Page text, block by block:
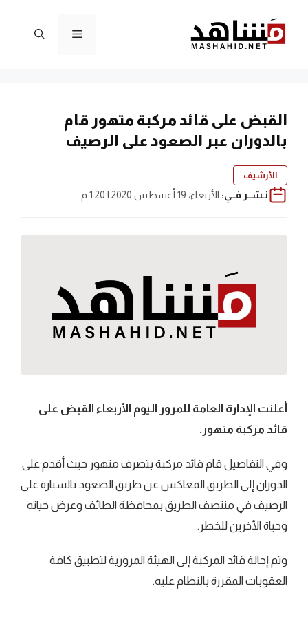
المحتوى
القائمة
القبض على قائد مركبة متهور قام
بالدوران عبر الصعود على الرصيف
الأرشيف
نـشــر فــي: الأربعاء، 19 أغسطس 2020 | 1:20 م
أعلنت الإدارة العامة للمرور اليوم الأربعاء القبض على
قائد مركبة متهور.
وفي التفاصيل قام قائد مركبة بتصرف متهور حيث أقدم على
الدوران إلى الطريق المعاكس عن طريق الصعود بالسيارة على
الرصيف في منتصف الطريق بمحافظة الطائف وعرض حياته
وحياة الأخرين للخطر.
وتم إحالة قائد المركبة إلى الهيئة المرورية لتطبيق كافة
العقوبات المقررة بالنظام عليه.